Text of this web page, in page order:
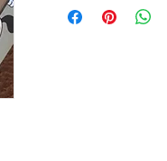
intransferível,